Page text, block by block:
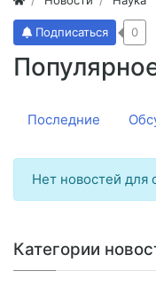
Подписаться 0
Последние
Нет новостей для
Категории